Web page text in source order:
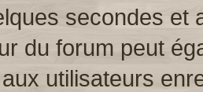
secondes et
du forum peut
utilisateurs